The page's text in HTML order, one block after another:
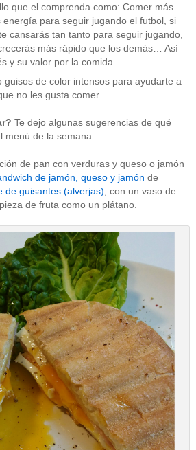
que el comprenda como: Comer más
energía para seguir jugando el futbol, si
cansarás tan tanto para seguir jugando,
más rápido que los demás… Así
y su valor por la comida.
guisos de color intensos para ayudarte a
no les gusta comer.
Te dejo algunas sugerencias de qué
menú de la semana.
de pan con verduras y queso o jamón
de jamón, queso y jamón de
de guisantes (alverjas), con un vaso de
de fruta como un plátano.